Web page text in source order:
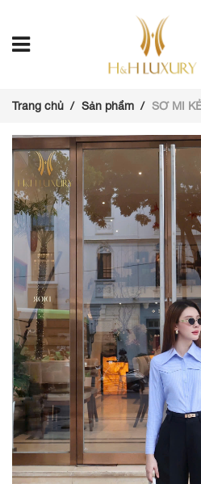
Trang chủ Sản phẩm SƠ MI